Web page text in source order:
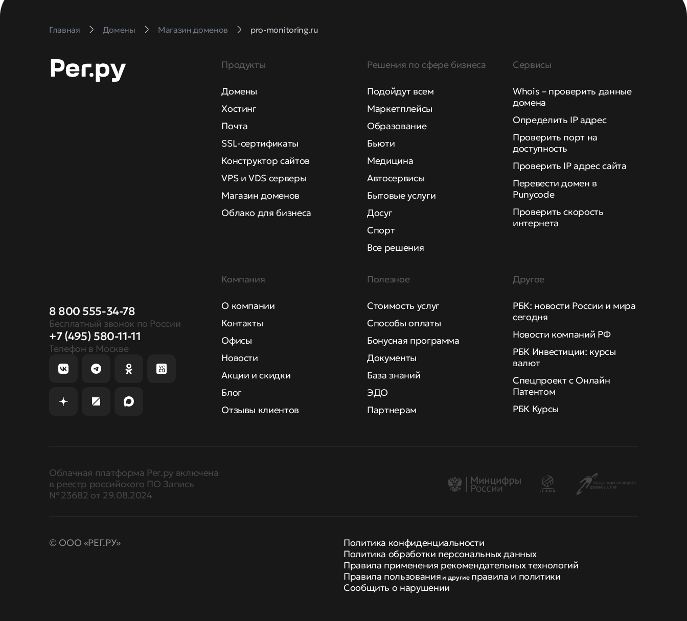
Главная Домены Магазин доменов pro-monitoring.ru
8 800 555-34-78
Бесплатный звонок по России
+7 (495) 580-11-11
Телефон в Москве
Продукты
Домены
Хостинг
Почта
SSL-сертификаты
Конструктор сайтов
VPS и VDS серверы
Магазин доменов
Облако для бизнеса
Решения по сфере бизнеса
Подойдут всем
Маркетплейсы
Образование
Бьюти
Медицина
Автосервисы
Бытовые услуги
Досуг
Спорт
Все решения
Сервисы
Whois – проверить данные
домена
Определить IP адрес
Проверить порт на
доступность
Проверить IP адрес сайта
Перевести домен в
Punycode
Проверить скорость
интернета
Компания
О компании
Контакты
Офисы
Новости
Акции и скидки
Блог
Отзывы клиентов
Полезное
Стоимость услуг
Способы оплаты
Бонусная программа
Документы
База знаний
ЭДО
Партнерам
Другое
РБК: новости России и мира
сегодня
Новости компаний РФ
РБК Инвестиции: курсы
валют
Спецпроект с Онлайн
Патентом
РБК Курсы
Облачная платформа Рег.ру включена
в реестр российского ПО Запись
№ 23682 от 29.08.2024
© ООО «РЕГ.РУ»
Политика конфиденциальности
Политика обработки персональных данных
Правила применения рекомендательных технологий
Правила пользования и другие правила и политики
Сообщить о нарушении